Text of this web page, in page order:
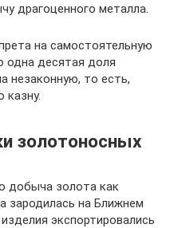
драгоценного металла.
на самостоятельную
одна десятая доля
незаконную, то есть,
казну.
золотоносных
добыча золота как
зародилась на Ближнем
экспортировались